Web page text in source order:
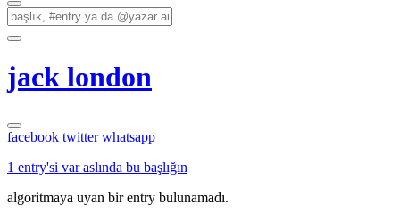
jack london
facebook twitterwhatsapp
1 entry'si var aslında bu başlığın
algoritmaya uyan bir entry bulunamadı.